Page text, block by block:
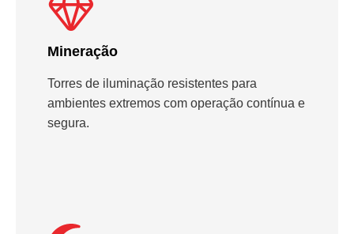
Mineração
Torres de iluminação resistentes para
ambientes extremos com operação contínua e
segura.